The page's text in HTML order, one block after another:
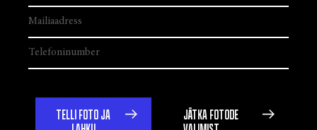
TELLI FOTO JA
JÄTKA FOTODE